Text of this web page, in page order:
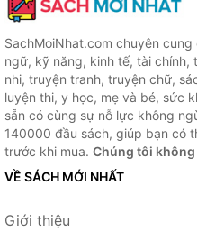
SachMoiNhat.com chuyên
ngữ, kỹ năng, kinh tế, tài chính,
nhi, truyện tranh, truyện chữ,
luyện thi, y học, mẹ và bé, sức
sẵn có cùng sự nỗ lực không
140000 đầu sách, giúp bạn có
trước khi mua. Chúng tôi không
VỀ SÁCH MỚI NHẤT
Giới thiệu